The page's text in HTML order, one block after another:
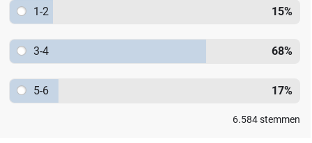
1-2 15%
3-4 68%
5-6 17%
6.584stemmen